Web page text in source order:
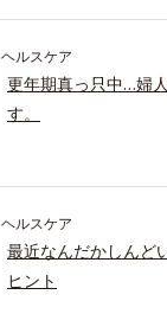
ヘルスケア
更年期真っ只中…婦
す。
ヘルスケア
最近なんだかしんど
ヒント